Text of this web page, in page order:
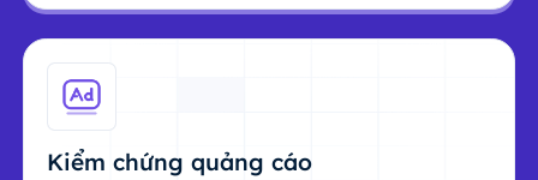
Kiểm chứng quảng cáo